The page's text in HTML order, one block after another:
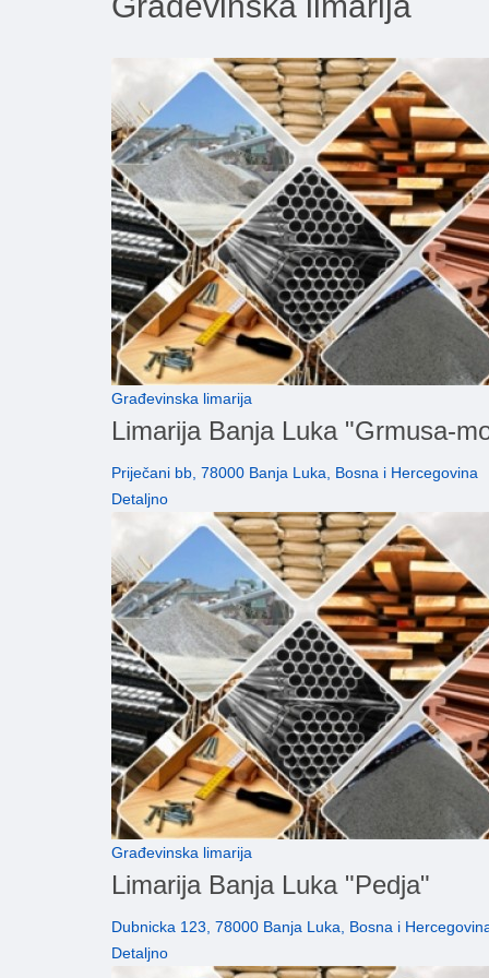
Građevinska limarija
Limarija Banja Luka "Grmusa-
Priječani bb, 78000 Banja Luka, Bosna i Hercegovina
Detaljno
Građevinska limarija
Limarija Banja Luka "Pedja"
Dubnicka 123, 78000 Banja Luka, Bosna i
Detaljno